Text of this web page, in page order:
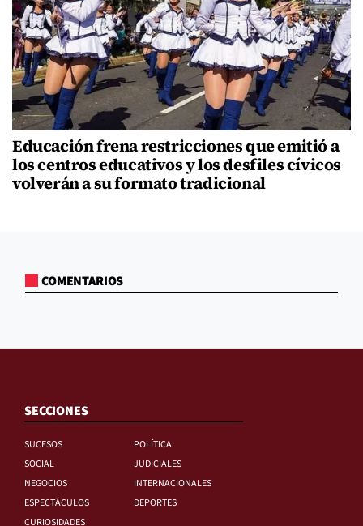
Educación frena restricciones que emitió a
los centros educativos y los desfiles cívicos
volverán a su formato tradicional
COMENTARIOS
SECCIONES
SUCESOS
POLÍTICA
SOCIAL
JUDICIALES
NEGOCIOS
INTERNACIONALES
ESPECTÁCULOS
DEPORTES
CURIOSIDADES